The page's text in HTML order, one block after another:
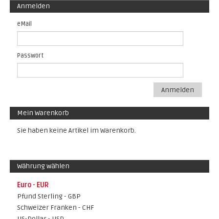
Anmelden
eMail
Passwort
Anmelden
Mein Warenkorb
Sie haben keine Artikel im Warenkorb.
Währung wählen
Euro - EUR
Pfund Sterling - GBP
Schweizer Franken - CHF